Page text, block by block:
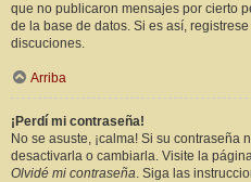
que no publicaron mensajes por cierto
de la base de datos. Si es así,
discuciones.
Arriba
¡Perdí mi contraseña!
No se asuste, ¡calma! Si su contraseña
desactivarla o cambiarla. Visite la
Olvidé mi contraseña. Siga las